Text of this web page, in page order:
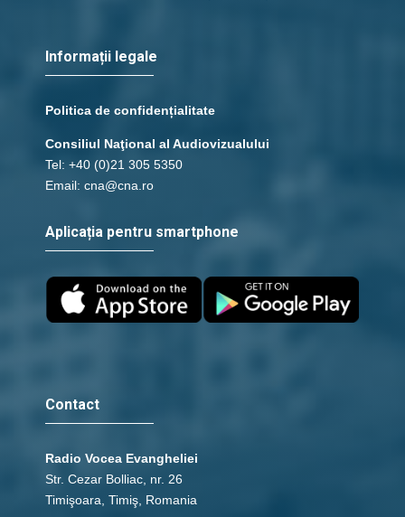
Informații legale
Politica de confidențialitate
Consiliul Naţional al Audiovizualului
Tel: +40 (0)21 305 5350
Email: cna@cna.ro
Aplicația pentru smartphone
Contact
Radio Vocea Evangheliei
Str. Cezar Bolliac, nr. 26
Timişoara, Timiş, Romania